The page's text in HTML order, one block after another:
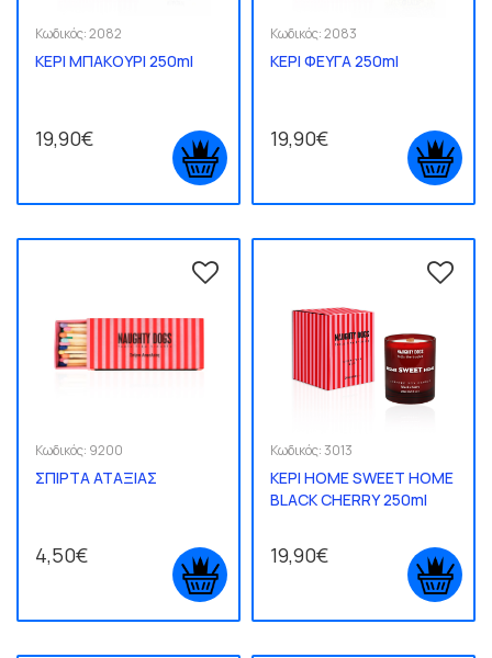
Κωδικός:2082
ΚΕΡΙ ΜΠΑΚΟΥΡΙ 250ml
19,90€
Κωδικός:2083
ΚΕΡΙ ΦΕΥΓΑ 250ml
19,90€
Κωδικός: 9200
ΣΠΙΡΤΑ ΑΤΑΞΙΑΣ
4,50€
Κωδικός:3013
ΚΕΡΙ HOME SWEET HOME
BLACK CHERRY 250ml
19,90€